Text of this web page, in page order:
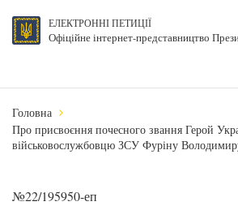
ЕЛЕКТРОННІ ПЕТИЦІЇ
Офіційне інтернет-представництво
Головна
Про присвоєння почесного звання Герой
військовослужбовцю ЗСУ Фуріну
№22/195950-еп